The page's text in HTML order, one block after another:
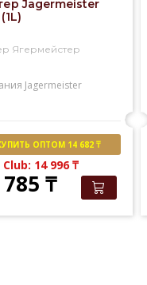
Jagermeister
Ягермейстер
Jagermeister
ОПТОМ 14 682 ₸
14 996 ₸
₸